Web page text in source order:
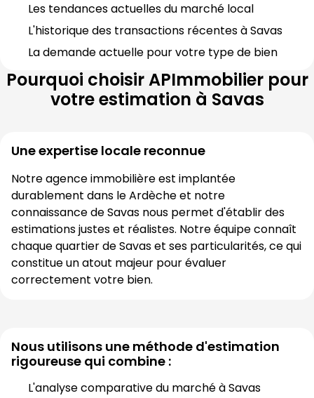
Les tendances actuelles du marché local
L'historique des transactions récentes à Savas
La demande actuelle pour votre type de bien
Pourquoi choisirAPImmobilierpour
votre estimation à Savas
Une expertise locale reconnue
Notre agence immobilière est implantée
durablement dans le Ardèche et notre
connaissance de Savas nous permet d'établir des
estimations justes et réalistes. Notre équipe connaît
chaque quartier de Savas et ses particularités, ce qui
constitue un atout majeur pour évaluer
correctement votre bien.
Nous utilisons une méthode d'estimation
rigoureuse qui combine :
L'analyse comparative du marché à Savas